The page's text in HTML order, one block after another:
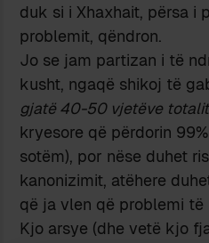
duk si i Xhaxhait, përsa i
problemit, qëndron.
Jo se jam partizan i të
kusht, ngaqë shikoj të
gjatë 40-50 vjetëve
kryesore që përdorin
sotëm), por nëse duhet
kanonizimit, atëhere
që ja vlen që problemi të
Kjo arsye (dhe vetë kjo